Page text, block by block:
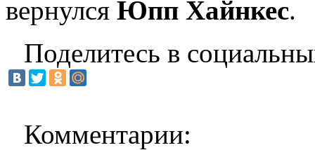
вернулся Юпп Хайнкес.
Поделитесь в
Комментарии: